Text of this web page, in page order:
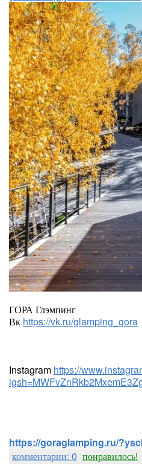
ГОРА Глэмпинг
Вк https://vk.ru/glamping_gora
Instagram https://
https://goraglamping.ru/
комментарии: 0 понравилось!